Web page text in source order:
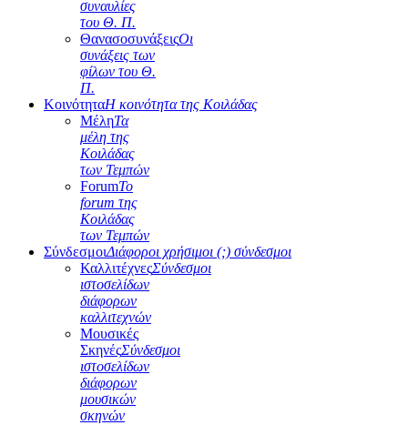
συναυλίες
του Θ. Π.
ΘανασοσυνάξειςΟι
συνάξεις των
φίλων του Θ.
Π.
ΚοινότηταΗ κοινότητα της Κοιλάδας
ΜέληΤα
μέλη της
Κοιλάδας
των Τεμπών
ForumΤο
forum της
Κοιλάδας
των Τεμπών
ΣύνδεσμοιΔιάφοροι χρήσιμοι (;) σύνδεσμοι
ΚαλλιτέχνεςΣύνδεσμοι
ιστοσελίδων
διάφορων
καλλιτεχνών
Μουσικές
ΣκηνέςΣύνδεσμοι
ιστοσελίδων
διάφορων
μουσικών
σκηνών